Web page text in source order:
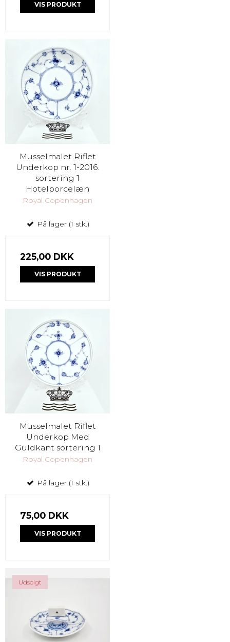
VIS PRODUKT
Musselmalet Riflet
Underkop nr. 1-2016.
sortering 1
Hotelporcelæn
Royal Copenhagen
På lager (1 stk.)
225,00 DKK
VIS PRODUKT
Musselmalet Riflet
Underkop Med
Guldkant sortering 1
Royal Copenhagen
På lager (1 stk.)
75,00 DKK
VIS PRODUKT
Udsolgt